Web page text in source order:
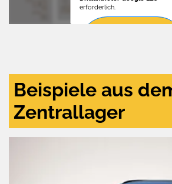
erforderlich.
Beispiele aus
Zentrallager